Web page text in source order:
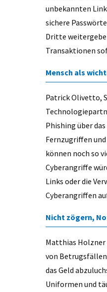
unbekannten
sichere
Dritte
Transaktionen
Mensch als
Patrick Olivetto,
Phishing über
Fernzugriffen
können noch so
Cyberangriffe
Links oder die
Cyberangriffen
Nicht zögern,
Matthias Holzner
von Betrugsfällen
das Geld
Uniformen und